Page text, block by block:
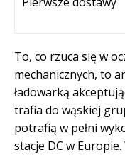
To, co rzuca się w
mechanicznych, to
ładowarką
trafia do wąskiej
potrafią w pełni
stacje DC w